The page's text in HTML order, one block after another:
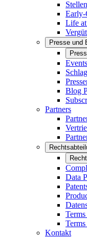
Early-
Life
Presse und
Events
Blog
Partners
Data
Kontakt